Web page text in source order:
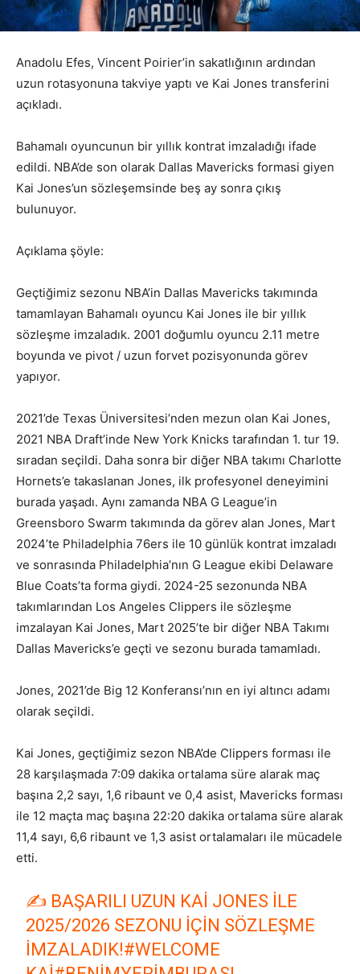
Anadolu Efes, Vincent Poirier’in sakatlığının ardından
uzun rotasyonuna takviye yaptı ve Kai Jones transferini
açıkladı.
Bahamalı oyuncunun bir yıllık kontrat imzaladığı ifade
edildi. NBA’de son olarak Dallas Mavericks formasi giyen
Kai Jones’un sözleşemsinde beş ay sonra çıkış
bulunuyor.
Açıklama şöyle:
Geçtiğimiz sezonu NBA’in Dallas Mavericks takımında
tamamlayan Bahamalı oyuncu Kai Jones ile bir yıllık
sözleşme imzaladık. 2001 doğumlu oyuncu 2.11 metre
boyunda ve pivot / uzun forvet pozisyonunda görev
yapıyor.
2021’de Texas Üniversitesi’nden mezun olan Kai Jones,
2021 NBA Draft’inde New York Knicks tarafından 1. tur 19.
sıradan seçildi. Daha sonra bir diğer NBA takımı Charlotte
Hornets’e takaslanan Jones, ilk profesyonel deneyimini
burada yaşadı. Aynı zamanda NBA G League’in
Greensboro Swarm takımında da görev alan Jones, Mart
2024’te Philadelphia 76ers ile 10 günlük kontrat imzaladı
ve sonrasında Philadelphia’nın G League ekibi Delaware
Blue Coats’ta forma giydi. 2024-25 sezonunda NBA
takımlarından Los Angeles Clippers ile sözleşme
imzalayan Kai Jones, Mart 2025’te bir diğer NBA Takımı
Dallas Mavericks’e geçti ve sezonu burada tamamladı.
Jones, 2021’de Big 12 Konferansı’nın en iyi altıncı adamı
olarak seçildi.
Kai Jones, geçtiğimiz sezon NBA’de Clippers forması ile
28 karşılaşmada 7:09 dakika ortalama süre alarak maç
başına 2,2 sayı, 1,6 ribaunt ve 0,4 asist, Mavericks forması
ile 12 maçta maç başına 22:20 dakika ortalama süre alarak
11,4 sayı, 6,6 ribaunt ve 1,3 asist ortalamaları ile mücadele
etti.
✍️ BAŞARILI UZUN KAI JONES ILE
2025/2026 SEZONU IÇIN SÖZLEŞME
IMZALADIK!#WELCOME